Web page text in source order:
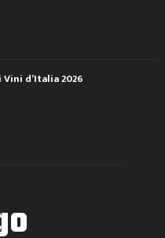
d’Italia 2026